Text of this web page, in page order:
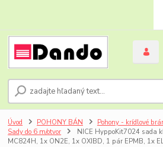
Úvod POHONY BÁN Pohony - krídlové
Sady do 6 m/otvor
NICE HyppoKit7024 sada
MC824H, 1x ON2E, 1x OXIBD, 1 pár EPMB, 1x